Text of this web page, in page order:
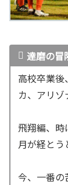
達磨の
高校卒業後
カ、アリゾ
飛翔編、時
月が経と
今、一番の